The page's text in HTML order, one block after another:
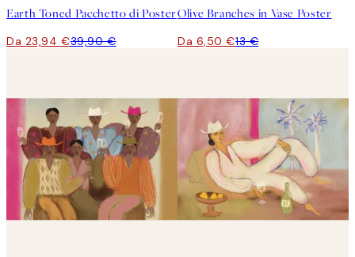
Earth Toned Pacchetto di Poster
Da 23,94 €39,90 €
Olive Branches in Vase Poster
Da 6,50 €13 €